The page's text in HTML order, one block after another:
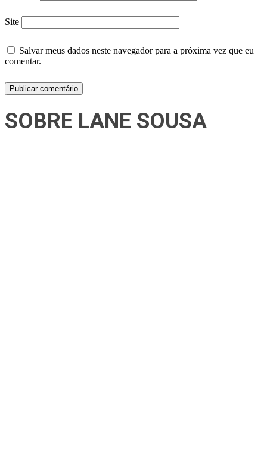
Site
Salvar meus dados neste navegador para a próxima vez que eu
comentar.
SOBRE LANE SOUSA